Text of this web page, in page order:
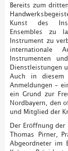
Bereits zum
Kunst des
Ensembles zu
Instrument zu
internationale
Instrumenten
Dienstleistungen
Auch in diesem
Anmeldungen –
ein Grund zur
Nordbayern, den
und Mitglied der
Der Eröffnung der
Thomas Pirner,
Abgeordneter im